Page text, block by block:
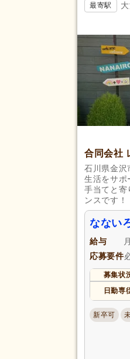
最寄駅
合同会社
石川県金沢
生活をサポ
手当てと寄
ンスです！
なない
給与
応募要件
募集状
日勤専
新卒可